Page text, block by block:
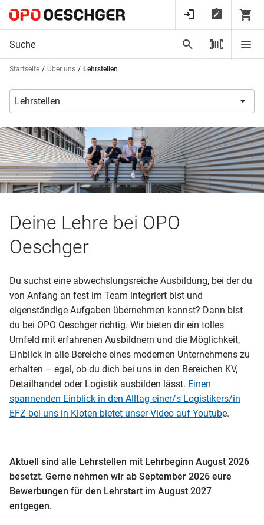
Startseite Über uns Lehrstellen
Deine Lehre bei OPO
Oeschger
Du suchst eine abwechslungsreiche Ausbildung, bei der du
von Anfang an fest im Team integriert bist und
eigenständige Aufgaben übernehmen kannst? Dann bist
du bei OPO Oeschger richtig. Wir bieten dir ein tolles
Umfeld mit erfahrenen Ausbildnern und die Möglichkeit,
Einblick in alle Bereiche eines modernen Unternehmens zu
erhalten – egal, ob du dich bei uns in den Bereichen KV,
Detailhandel oder Logistik ausbilden lässt. Einen
spannenden Einblick in den Alltag einer/s Logistikers/in
EFZ bei uns in Kloten bietet unser Video auf Youtube.
Aktuell sind alle Lehrstellen mit Lehrbeginn August 2026
besetzt. Gerne nehmen wir ab September 2026 eure
Bewerbungen für den Lehrstart im August 2027
entgegen.